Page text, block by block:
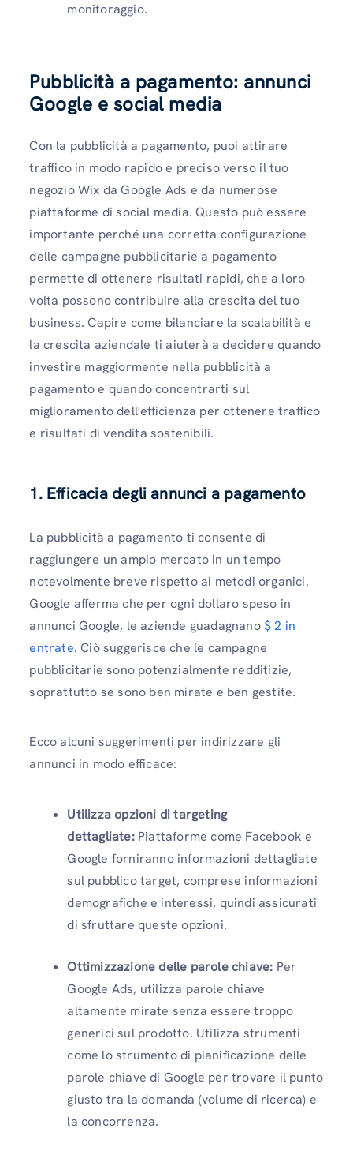
monitoraggio.
Pubblicità a pagamento: annunci
Google e social media
Con la pubblicità a pagamento, puoi attirare
traffico in modo rapido e preciso verso il tuo
negozio Wix da Google Ads e da numerose
piattaforme di social media. Questo può essere
importante perché una corretta configurazione
delle campagne pubblicitarie a pagamento
permette di ottenere risultati rapidi, che a loro
volta possono contribuire alla crescita del tuo
business. Capire come bilanciare la scalabilità e
la crescita aziendale ti aiuterà a decidere quando
investire maggiormente nella pubblicità a
pagamento e quando concentrarti sul
miglioramento dell'efficienza per ottenere traffico
e risultati di vendita sostenibili.
1. Efficacia degli annunci a pagamento
La pubblicità a pagamento ti consente di
raggiungere un ampio mercato in un tempo
notevolmente breve rispetto ai metodi organici.
Google afferma che per ogni dollaro speso in
annunci Google, le aziende guadagnano$ 2 in
entrate. Ciò suggerisce che le campagne
pubblicitarie sono potenzialmente redditizie,
soprattutto se sono ben mirate e ben gestite.
Ecco alcuni suggerimenti per indirizzare gli
annunci in modo efficace:
Utilizza opzioni di targeting
dettagliate:Piattaforme come Facebook e
Google forniranno informazioni dettagliate
sul pubblico target, comprese informazioni
demografiche e interessi, quindi assicurati
di sfruttare queste opzioni.
Ottimizzazione delle parole chiave: Per
Google Ads, utilizza parole chiave
altamente mirate senza essere troppo
generici sul prodotto. Utilizza strumenti
come lo strumento di pianificazione delle
parole chiave di Google per trovare il punto
giusto tra la domanda (volume di ricerca) e
la concorrenza.